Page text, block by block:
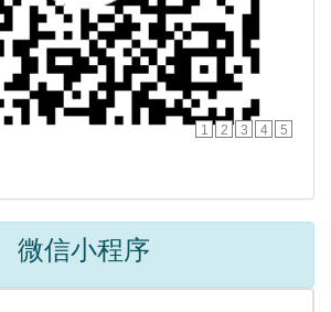
1 2 3 4 5
微信小程序